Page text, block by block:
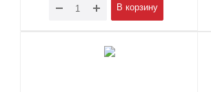
В корзину